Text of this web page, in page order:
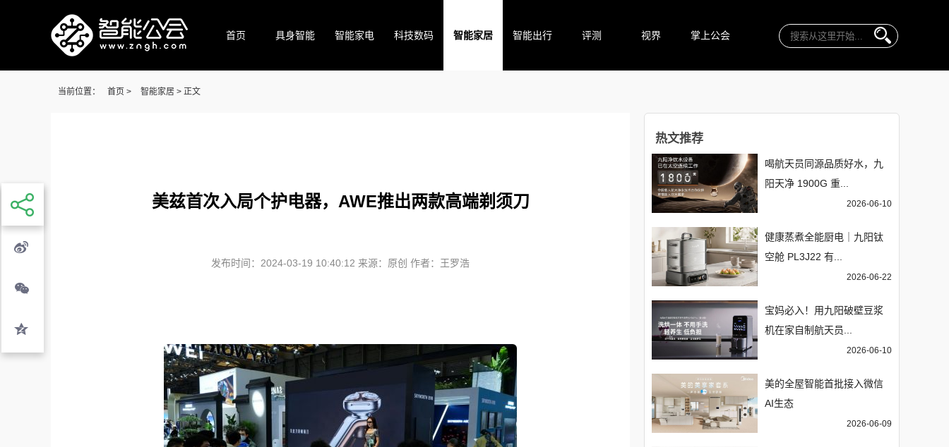
首页 具身智能 智能家电 科技数码 智能家居 智能出行 评测 视界 掌上公会
当前位置： 首页 > 智能家居 > 正文
美兹首次入局个护电器，AWE推出两款高端剃须刀
发布时间：2024-03-19 10:40:12 来源：原创 作者：王罗浩
热文推荐
喝航天员同源品质好水，九
阳天净 1900G 重...
2026-06-10
健康蒸煮全能厨电｜九阳钛
空舱 PL3J22 有...
2026-06-22
宝妈必入！用九阳破壁豆浆
机在家自制航天员...
2026-06-10
美的全屋智能首批接入微信
AI生态
2026-06-09